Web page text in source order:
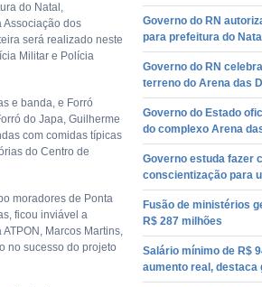
Governo do RN
para prefeitura do Natal
Governo do RN
terreno do Arena das
Governo do Estado
do complexo Arena
Governo estuda fazer
conscientização para
Fusão de ministérios
R$ 287 milhões
Salário mínimo de R$
aumento real, destaca
do Natal,
dos
será realizado neste
Militar e Polícia
e banda, e Forró
do Japa, Guilherme
com comidas típicas
do Centro de
moradores de Ponta
ficou inviável a
Marcos Martins,
no sucesso do projeto